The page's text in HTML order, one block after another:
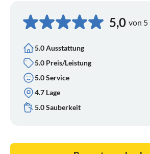
5,0 von 5
5.0 Ausstattung
5.0 Preis/Leistung
5.0 Service
4.7 Lage
5.0 Sauberkeit